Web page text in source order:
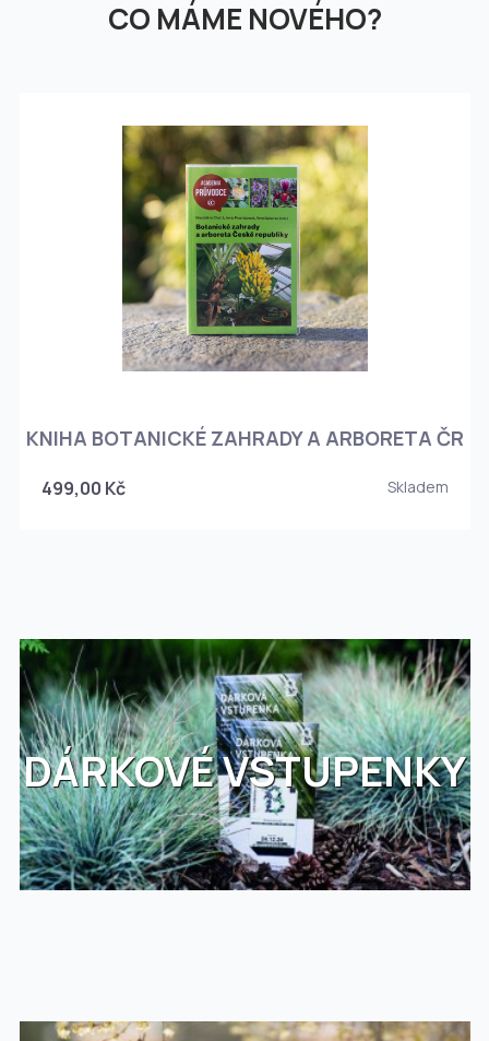
CO MÁME NOVÉHO?
KNIHA BOTANICKÉ ZAHRADY A ARBORETA ČR
499,00 Kč Skladem
DÁRKOVÉ VSTUPENKY